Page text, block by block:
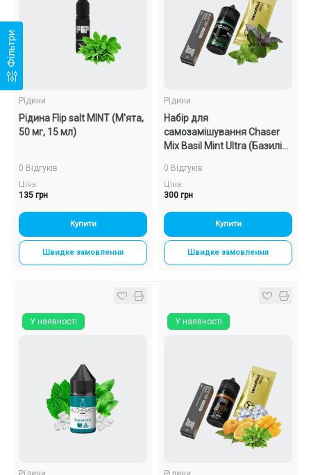
Рідини
Рідина Flip salt MINT (М'ята,
50 мг, 15 мл)
0 Відгуків
Ціна:
135 грн
Купити
Швидке замовлення
Рідини
Набір для
самозамішування Chaser
Mix Basil Mint Ultra (Базилік
0 Відгуків
Ціна:
300 грн
Купити
Швидке замовлення
У наявності У наявності
Фільтри